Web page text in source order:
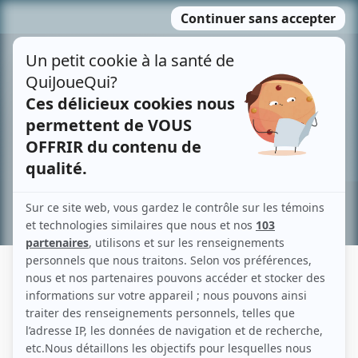
MENU
contenu
Recherche avancée »
LINDA CYR
Liens
Fiche de Linda Cyr sur Showbizz.net